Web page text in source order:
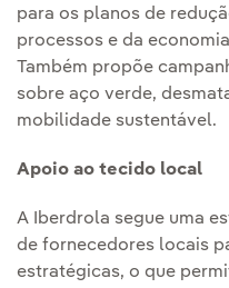
para os planos de
processos e da
Também propõe
sobre aço verde,
mobilidade sustentável.
Apoio ao tecido local
A Iberdrola segue uma
de fornecedores locais
estratégicas, o que